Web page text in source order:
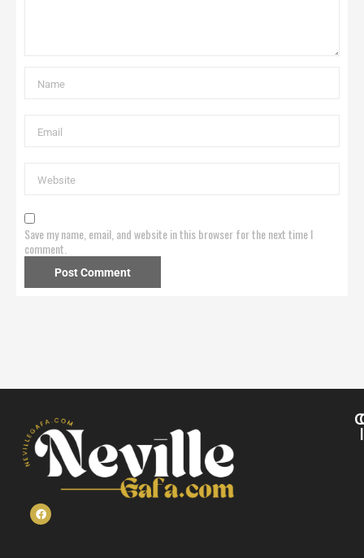
Save my name, email, and website in this browser for the next time I
comment.